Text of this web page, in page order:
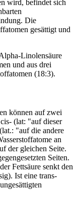
wird, befindet sich
Die
gesättigt und
Linolensäure
und aus drei
(18:3).
können auf zwei
(lat: "auf dieser
"auf die andere
an
der gleichen Seite.
Seiten.
Fettsäure senkt den
Ist eine trans-